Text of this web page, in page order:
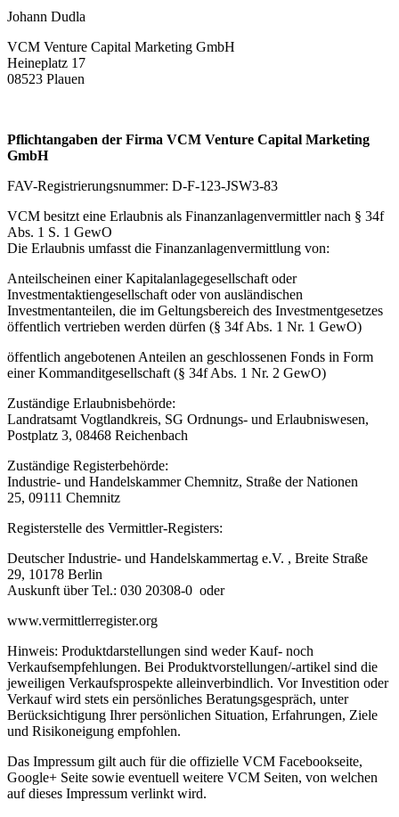
Johann Dudla
VCM Venture Capital Marketing GmbH
Heineplatz 17
08523 Plauen
Pflichtangaben der Firma VCM Venture Capital Marketing
GmbH
FAV-Registrierungsnummer: D-F-123-JSW3-83
VCM besitzt eine Erlaubnis als Finanzanlagen­vermittler nach § 34f
Abs. 1 S. 1 GewO
Die Erlaubnis umfasst die Finanzanlagen­vermittlung von:
Anteilscheinen einer Kapitalanlagegesellschaft oder
Investmentaktiengesellschaft oder von ausländischen
Investmentanteilen, die im Geltungsbereich des Investmentgesetzes
öffentlich vertrieben werden dürfen (§ 34f Abs. 1 Nr. 1 GewO)
öffentlich angebotenen Anteilen an geschlossenen Fonds in Form
einer Kommanditgesellschaft (§ 34f Abs. 1 Nr. 2 GewO)
Zuständige Erlaubnisbehörde:
Landratsamt Vogtlandkreis, SG Ordnungs- und Erlaubniswesen,
Postplatz 3, 08468 Reichenbach
Zuständige Registerbehörde:
Industrie- und Handelskammer Chemnitz, Straße der Nationen
25, 09111 Chemnitz
Registerstelle des Vermittler-Registers:
Deutscher Industrie- und Handelskammertag e.V. , Breite Straße
29, 10178 Berlin
Auskunft über Tel.: 030 20308-0 oder
www.vermittlerregister.org
Hinweis: Produktdarstellungen sind weder Kauf- noch
Verkaufsempfehlungen. Bei Produktvorstellungen/-artikel sind die
jeweiligen Verkaufsprospekte alleinverbindlich. Vor Investition oder
Verkauf wird stets ein persönliches Beratungsgespräch, unter
Berücksichtigung Ihrer persönlichen Situation, Erfahrungen, Ziele
und Risikoneigung empfohlen.
Das Impressum gilt auch für die offizielle VCM Facebookseite,
Google+ Seite sowie eventuell weitere VCM Seiten, von welchen
auf dieses Impressum verlinkt wird.